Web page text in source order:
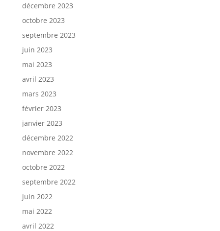
décembre 2023
octobre 2023
septembre 2023
juin 2023
mai 2023
avril 2023
mars 2023
février 2023
janvier 2023
décembre 2022
novembre 2022
octobre 2022
septembre 2022
juin 2022
mai 2022
avril 2022